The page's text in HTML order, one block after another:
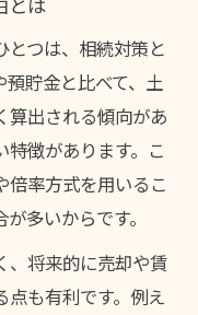
とは
とつは、相続対策と
貯金と比べて、土
算出される傾向があ
徴があります。こ
倍率方式を用いるこ
多いからです。
、将来的に売却や賃
も有利です。例え